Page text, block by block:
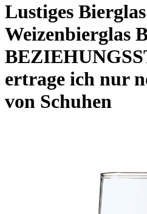
Lustiges Bierglas
Weizenbierglas
ertrage ich nur
von Schuhen